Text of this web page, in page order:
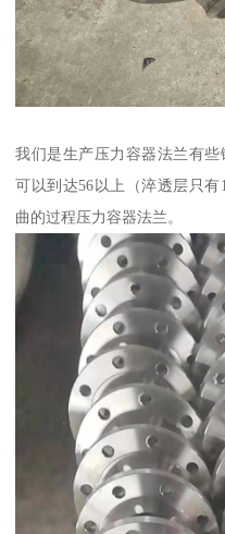
我们是生产压力容器法兰有
可以到达56以上（淬透层只
曲的过程压力容器法兰。